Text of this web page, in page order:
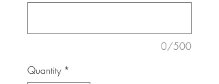
0/500
Quantity *